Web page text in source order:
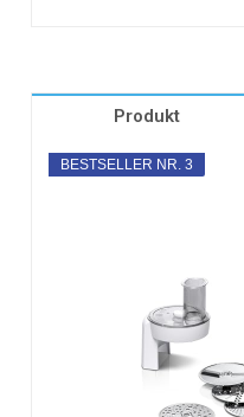
Produkt
BESTSELLER NR. 3